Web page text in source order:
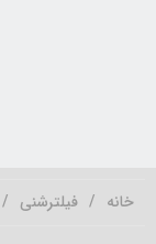
خانه فیلترشنی